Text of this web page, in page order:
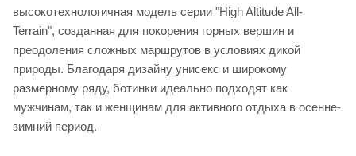
высокотехнологичная модель серии "High Altitude All-
Terrain", созданная для покорения горных вершин и
преодоления сложных маршрутов в условиях дикой
природы. Благодаря дизайну унисекс и широкому
размерному ряду, ботинки идеально подходят как
мужчинам, так и женщинам для активного отдыха в осенне-
зимний период.